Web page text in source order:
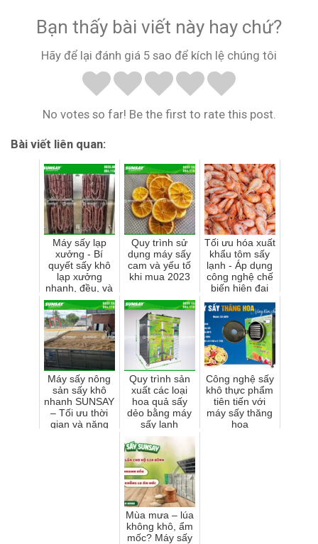
Bạn thấy bài viết này hay chứ?
Hãy để lại đánh giá 5 sao để kích lệ chúng tôi
No votes so far! Be the first to rate this post.
Bài viết liên quan:
Máy sấy lạp
xưởng - Bí
quyết sấy khô
lạp xưởng
nhanh, đều, và
an toàn vệ sinh
thực phẩm!
Quy trình sử
dụng máy sấy
cam và yếu tố
khi mua 2023
Tối ưu hóa xuất
khẩu tôm sấy
lạnh - Áp dụng
công nghệ chế
biến hiện đại
hút và đạt
chu...
Máy sấy nông
sản sấy khô
nhanh SUNSAY
– Tối ưu thời
gian và năng
Quy trình sản
xuất các loại
hoa quả sấy
dẻo bằng máy
sấy lạnh
Công nghệ sấy
khô thực phẩm
tiên tiến với
máy sấy thăng
hoa
Mùa mưa – lúa
không khô, ẩm
mốc? Máy sấy